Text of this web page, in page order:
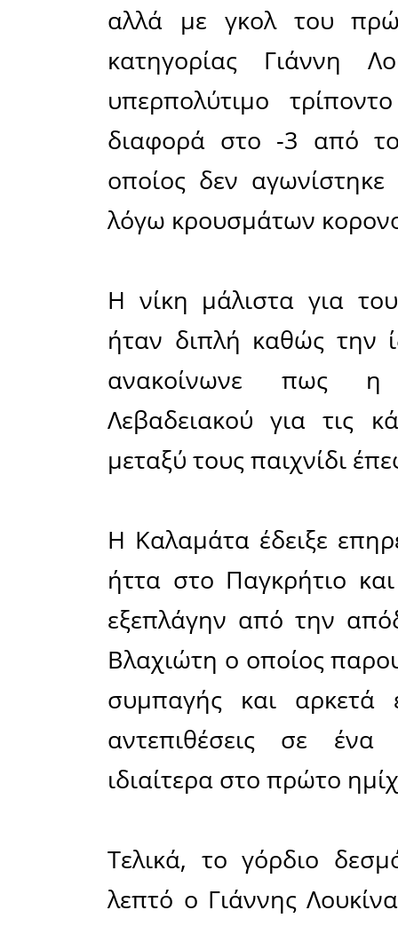
Μοιράσου το άρθρο:
Facebook
Αν και με
ηττήθηκε από
Η
Μεσσήνη
αλλά με
οποίος